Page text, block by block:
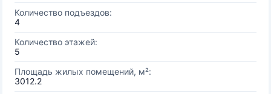
Количество подъездов:
4
Количество этажей:
5
Площадь жилых помещений, м²:
3012.2